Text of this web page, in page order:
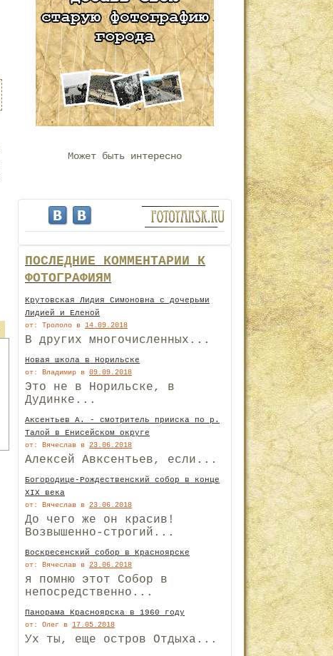
Может быть интересно
ПОСЛЕДНИЕ КОММЕНТАРИИ К
ФОТОГРАФИЯМ
Крутовская Лидия Симоновна с дочерьми
Лидией и Еленой
от: Трололо в 14.09.2018
В других многочисленных...
Новая школа в Норильске
от: Владимир в 09.09.2018
Это не в Норильске, в
Дудинке...
Аксентьев А. - смотритель прииска по р.
Талой в Енисейском округе
от: Вячеслав в 23.06.2018
Алексей Авксентьев, если...
Богородице-Рождественский собор в конце
XIX века
от: Вячеслав в 23.06.2018
До чего же он красив!
Возвышенно-строгий...
Воскресенский собор в Красноярске
от: Вячеслав в 23.06.2018
я помню этот Собор в
непосредственно...
Панорама Красноярска в 1960 году
от: Олег в 17.05.2018
Ух ты, еще остров Отдыха...